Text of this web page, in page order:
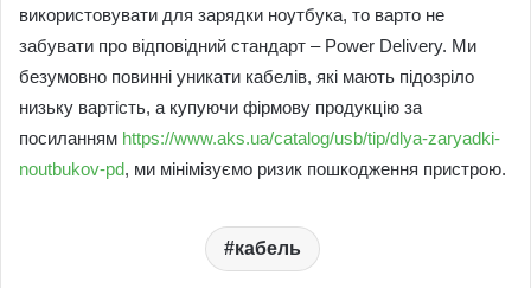
використовувати для зарядки ноутбука, то варто не
забувати про відповідний стандарт – Power Delivery. Ми
безумовно повинні уникати кабелів, які мають підозріло
низьку вартість, а купуючи фірмову продукцію за
посиланням https://www.aks.ua/catalog/usb/tip/dlya-zaryadki-
noutbukov-pd, ми мінімізуємо ризик пошкодження пристрою.
кабель